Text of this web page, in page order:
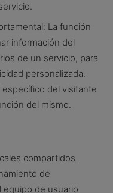
La función
información del
de un servicio, para
personalizada.
del visitante
del mismo.
compartidos
de
equipo de usuario